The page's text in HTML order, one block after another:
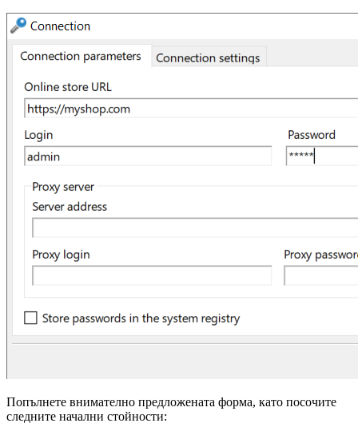
Попълнете внимателно предложената форма, като посочите
следните начални стойности: